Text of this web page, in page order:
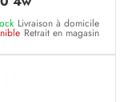
Livraison à domicile
Retrait en magasin